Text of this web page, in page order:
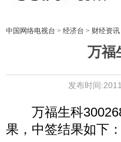
中国网络电视台 > 经济台 > 财经资讯
万福
发布时间
万福生科
果，中签结果如下：